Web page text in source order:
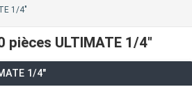
1/4"
ULTIMATE 1/4"
1/4"